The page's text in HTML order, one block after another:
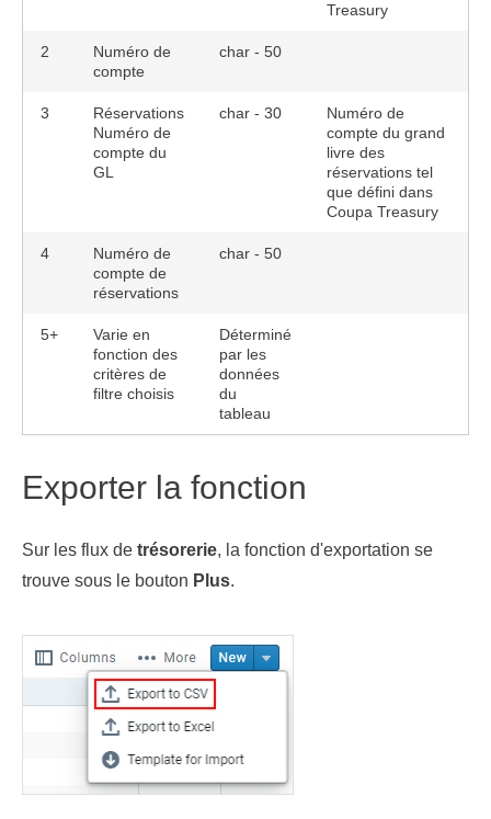
Treasury
2
Numéro de
compte
char - 50
3
Réservations
Numéro de
compte du
GL
char - 30
Numéro de
compte du grand
livre des
réservations tel
que défini dans
Coupa Treasury
4
Numéro de
compte de
réservations
char - 50
5+
Varie en
fonction des
critères de
filtre choisis
Déterminé
par les
données
du
tableau
Exporter la fonction
Sur les flux de trésorerie, la fonction d'exportation se
trouve sous le bouton Plus.